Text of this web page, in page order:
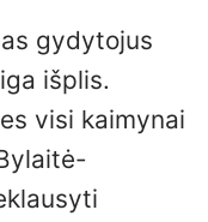
gydytojus
išplis.
visi kaimynai